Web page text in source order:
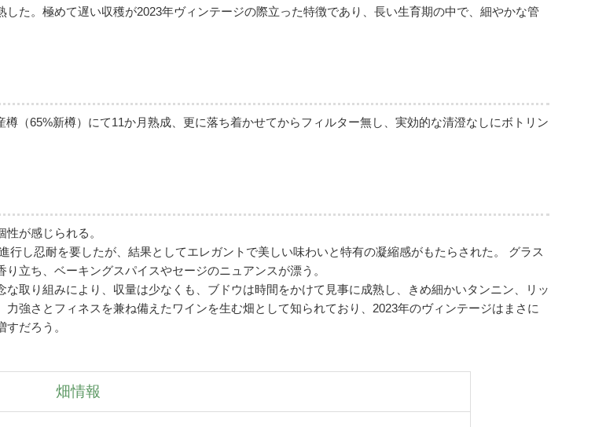
た。極めて遅い収穫が2023年ヴィンテージの際立った特徴であり、長い生育期の中で、細やかな管
（65%新樽）にて11か月熟成、更に落ち着かせてからフィルター無し、実効的な清澄なしにボトリン
が感じられる。
し忍耐を要したが、結果としてエレガントで美しい味わいと特有の凝縮感がもたらされた。 グラス
立ち、ベーキングスパイスやセージのニュアンスが漂う。
取り組みにより、収量は少なくも、ブドウは時間をかけて見事に成熟し、きめ細かいタンニン、リッ
強さとフィネスを兼ね備えたワインを生む畑として知られており、2023年のヴィンテージはまさに
だろう。
畑情報